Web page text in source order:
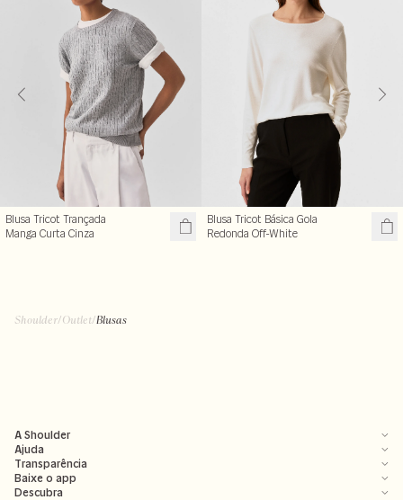
Blusa Tricot Trançada
Manga Curta Cinza
Blusa Tricot Básica Gola
Redonda Off-White
Shoulder/Outlet/Blusas
A Shoulder
Ajuda
Transparência
Baixe o app
Descubra